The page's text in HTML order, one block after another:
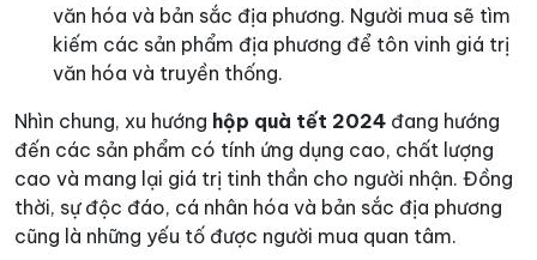
văn hóa và bản sắc địa phương. Người mua sẽ tìm
kiếm các sản phẩm địa phương để tôn vinh giá trị
văn hóa và truyền thống.
Nhìn chung, xu hướng hộp quà tết 2024 đang hướng
đến các sản phẩm có tính ứng dụng cao, chất lượng
cao và mang lại giá trị tinh thần cho người nhận. Đồng
thời, sự độc đáo, cá nhân hóa và bản sắc địa phương
cũng là những yếu tố được người mua quan tâm.